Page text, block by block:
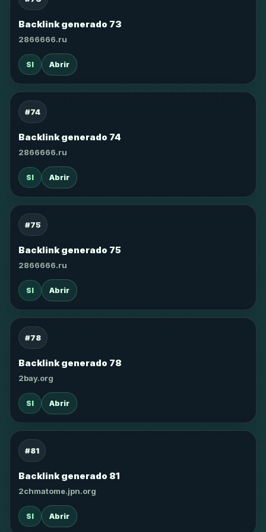
Backlink generado 73
2866666.ru
SI Abrir
#74
Backlink generado 74
2866666.ru
SI Abrir
#75
Backlink generado 75
2866666.ru
SI Abrir
#78
Backlink generado 78
2bay.org
SI Abrir
#81
Backlink generado 81
2chmatome.jpn.org
SI Abrir